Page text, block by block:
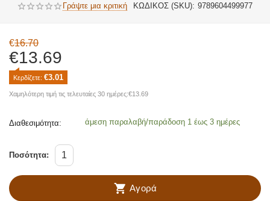
Γράψτε μια κριτική ΚΩΔΙΚΟΣ (SKU): 9789604499977
€16.70
€13.69
Κερδίζετε: €3.01
Χαμηλότερη τιμή τις τελευταίες 30 ημέρες:€13.69
Διαθεσιμότητα: άμεση παραλαβή/παράδοση 1 έως 3 ημέρες
Ποσότητα:
Αγορά